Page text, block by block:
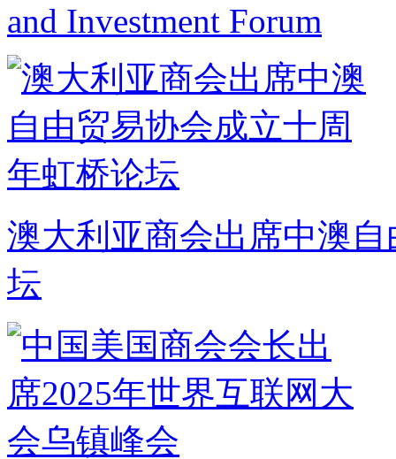
and Investment Forum
澳大利亚商会出席中澳
坛